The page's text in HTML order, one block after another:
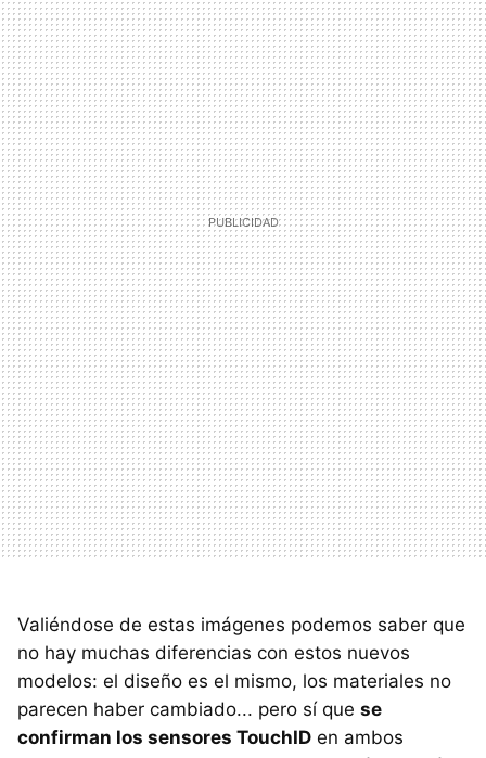
Valiéndose de estas imágenes podemos saber que
no hay muchas diferencias con estos nuevos
modelos: el diseño es el mismo, los materiales no
parecen haber cambiado... pero sí que se
confirman los sensores TouchID en ambos